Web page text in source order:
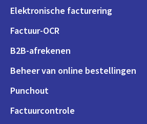
Elektronische facturering
Factuur-OCR
B2B-afrekenen
Beheer van online bestellingen
Punchout
Factuurcontrole